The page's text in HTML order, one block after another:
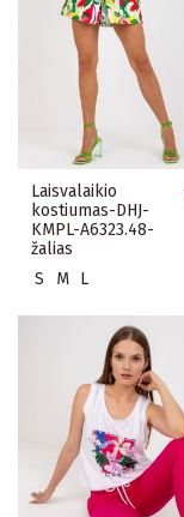
Laisvalaikio
kostiumas-DHJ-
KMPL-A6323.48-
žalias
S M L